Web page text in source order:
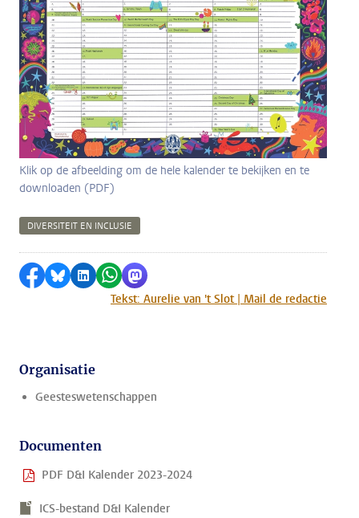
Klik op de afbeelding om de hele kalender te bekijken en te
downloaden (PDF)
DIVERSITEIT EN INCLUSIE
Delen op Facebook
Delen via Bluesky
Delen op LinkedIn
Delen via WhatsApp
Delen via Mastodon
Tekst: Aurelie van 't Slot | Mail de redactie
Organisatie
Geesteswetenschappen
Documenten
PDF D&I Kalender 2023-2024
ICS-bestand D&I Kalender